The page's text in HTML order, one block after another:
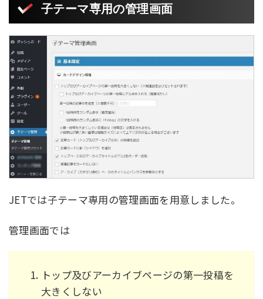
子テーマ専用の管理画面
JETでは子テーマ専用の管理画面を用意しました。
管理画面では
トップ及びアーカイブページの第一投稿を
大きくしない